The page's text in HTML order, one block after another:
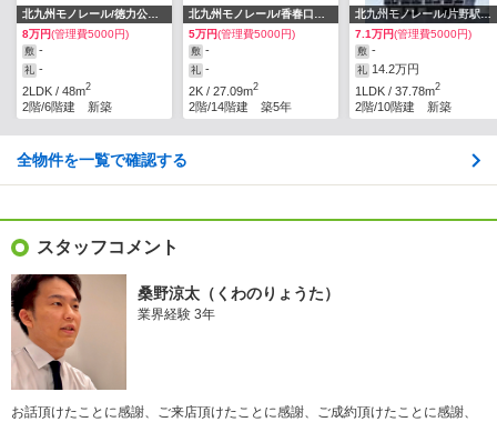
8万円(管理費5000円)
敷 -
礼 -
2LDK / 48m2
2階/6階建 新築
5万円(管理費5000円)
敷 -
礼 -
2K / 27.09m2
2階/14階建 築5年
北九州モノレール/片野駅 歩3分
7.1万円(管理費5000円)
敷 -
礼 14.2万円
1LDK / 37.78m2
2階/10階建 新築
全物件を一覧で確認する
スタッフコメント
桑野涼太（くわのりょうた）
業界経験 3年
お話頂けたことに感謝、ご来店頂けたことに感謝、ご成約頂けたことに感謝、